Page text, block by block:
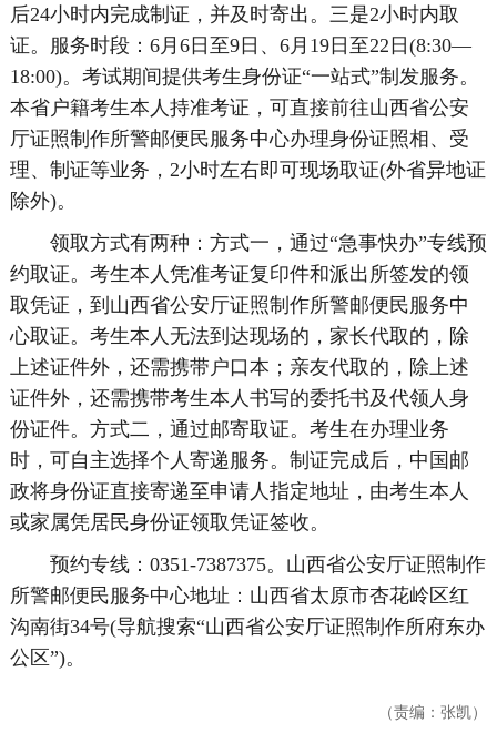
后24小时内完成制证，并及时寄出。三是2小时内取
证。服务时段：6月6日至9日、6月19日至22日(8:30—
18:00)。考试期间提供考生身份证“一站式”制发服务。
本省户籍考生本人持准考证，可直接前往山西省公安
厅证照制作所警邮便民服务中心办理身份证照相、受
理、制证等业务，2小时左右即可现场取证(外省异地证
除外)。
领取方式有两种：方式一，通过“急事快办”专线预
约取证。考生本人凭准考证复印件和派出所签发的领
取凭证，到山西省公安厅证照制作所警邮便民服务中
心取证。考生本人无法到达现场的，家长代取的，除
上述证件外，还需携带户口本；亲友代取的，除上述
证件外，还需携带考生本人书写的委托书及代领人身
份证件。方式二，通过邮寄取证。考生在办理业务
时，可自主选择个人寄递服务。制证完成后，中国邮
政将身份证直接寄递至申请人指定地址，由考生本人
或家属凭居民身份证领取凭证签收。
预约专线：0351-7387375。山西省公安厅证照制作
所警邮便民服务中心地址：山西省太原市杏花岭区红
沟南街34号(导航搜索“山西省公安厅证照制作所府东办
公区”)。
（责编：张凯）